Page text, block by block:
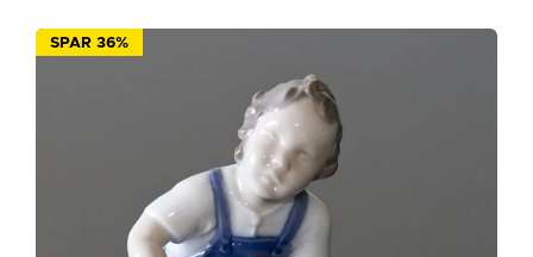
SPAR 36%